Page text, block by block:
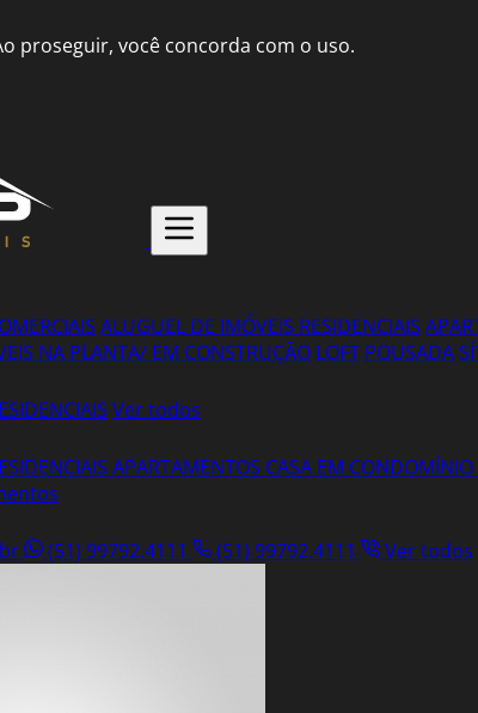
proseguir, você concorda com o uso.
ALUGUEL DE IMÓVEIS RESIDENCIAIS
NA PLANTA/ EM CONSTRUÇÃO LOFT POUSADA
Ver todos
APARTAMENTOS CASA EM CONDOMÍNIO
(51) 99792.4111 (51) 99792.4111 Ver todos